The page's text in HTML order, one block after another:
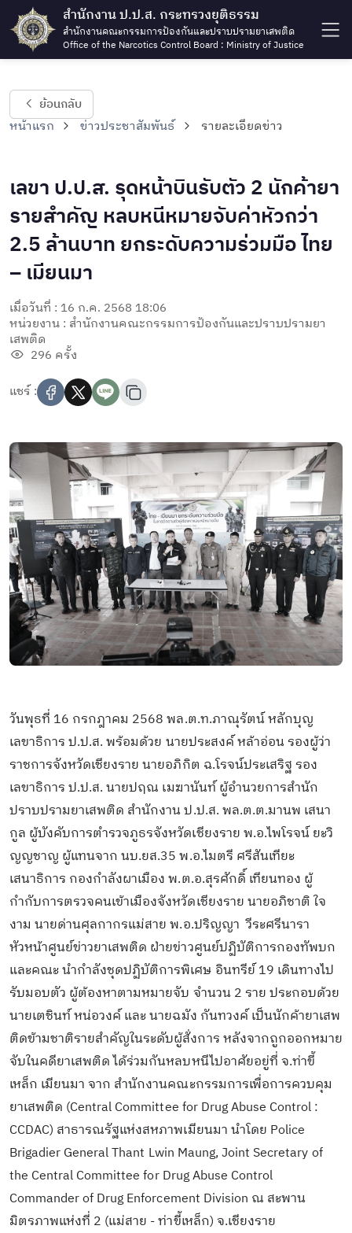
สำนักงาน ป.ป.ส. กระทรวงยุติธรรม
สำนักงานคณะกรรมการป้องกันและปราบปรามยาเสพติด
Office of the Narcotics Control Board : Ministry of Justice
ย้อนกลับ
หน้าแรก ข่าวประชาสัมพันธ์ รายละเอียดข่าว
เลขา ป.ป.ส. รุดหน้าบินรับตัว 2 นักค้ายา
รายสำคัญ หลบหนีหมายจับค่าหัวกว่า
2.5 ล้านบาท ยกระดับความร่วมมือ ไทย
– เมียนมา
เมื่อวันที่ : 16 ก.ค. 2568 18:06
หน่วยงาน : สำนักงานคณะกรรมการป้องกันและปราบปรามยา
เสพติด
296 ครั้ง
แชร์ :
วันพุธที่ 16 กรกฎาคม 2568 พล.ต.ท.ภาณุรัตน์ หลักบุญ
เลขาธิการ ป.ป.ส. พร้อมด้วย นายประสงค์ หล้าอ่อน รองผู้ว่า
ราชการจังหวัดเชียงราย นายอภิกิต ฉ.โรจน์ประเสริฐ รอง
เลขาธิการ ป.ป.ส. นายปฤณ เมฆานันท์ ผู้อำนวยการสำนัก
ปราบปรามยาเสพติด สำนักงาน ป.ป.ส. พล.ต.ต.มานพ เสนา
กูล ผู้บังคับการตำรวจภูธรจังหวัดเชียงราย พ.อ.ไพโรจน์ ยะวิ
ญญชาญ ผู้แทนจาก นบ.ยส.35 พ.อ.ไมตรี ศรีสันเทียะ
เสนาธิการ กองกำลังผาเมือง พ.ต.อ.สุรศักดิ์ เทียนทอง ผู้
กำกับการตรวจคนเข้าเมืองจังหวัดเชียงราย นายอภิชาติ ใจ
งาม นายด่านศุลกากรแม่สาย พ.อ.ปริญญา วีระศรีนารา
หัวหน้าศูนย์ข่าวยาเสพติด ฝ่ายข่าวศูนย์ปฏิบัติการกองทัพบก
และคณะ นำกำลังชุดปฏิบัติการพิเศษ อินทรีย์ 19 เดินทางไป
รับมอบตัว ผู้ต้องหาตามหมายจับ จำนวน 2 ราย ประกอบด้วย
นายเตชินท์ หน่อวงค์ และ นายฉมัง กันทวงค์ เป็นนักค้ายาเสพ
ติดข้ามชาติรายสำคัญในระดับผู้สั่งการ หลังจากถูกออกหมาย
จับในคดียาเสพติด ได้ร่วมกันหลบหนีไปอาศัยอยู่ที่ จ.ท่าขี้
เหล็ก เมียนมา จาก สำนักงานคณะกรรมการเพื่อการควบคุม
ยาเสพติด (Central Committee for Drug Abuse Control :
CCDAC) สาธารณรัฐแห่งสหภาพเมียนมา นำโดย Police
Brigadier General Thant Lwin Maung, Joint Secretary of
the Central Committee for Drug Abuse Control
Commander of Drug Enforcement Division ณ สะพาน
มิตรภาพแห่งที่ 2 (แม่สาย - ท่าขี้เหล็ก) จ.เชียงราย